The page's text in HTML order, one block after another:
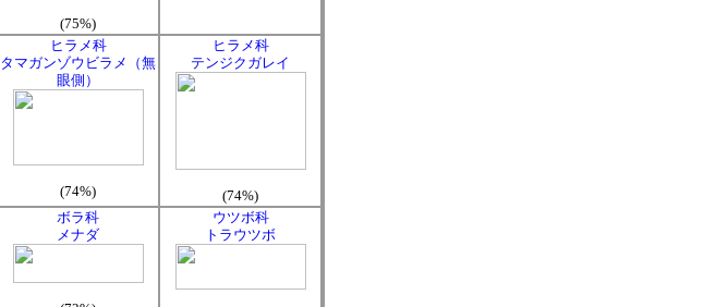
(75%)
ヒラメ科
タマガンゾウビラメ（無
眼側）
(74%)
ヒラメ科
テンジクガレイ
(74%)
ボラ科
メナダ
ウツボ科
トラウツボ